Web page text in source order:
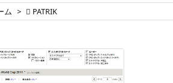
ム >  PATRIK